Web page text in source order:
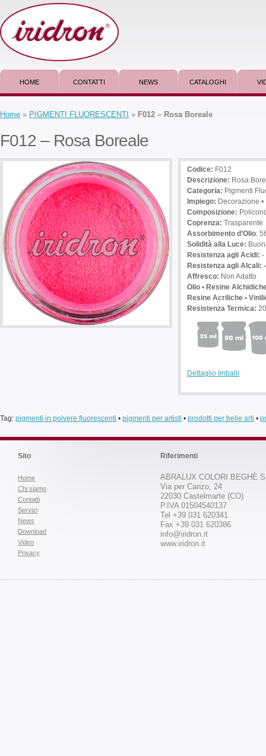
HOME CONTATTI NEWS CATALOGHI
Home » PIGMENTI FLUORESCENTI » F012 – Rosa Boreale
F012 – Rosa Boreale
Codice: F012
Descrizione: Rosa
Categoria: Pigmenti
Impiego: Decorazione
Composizione:
Coprenza: Trasparente
Assorbimento d’Olio:
Solidità alla Luce:
Resistenza agli Acidi: -
Resistenza agli Alcali: -
Affresco: Non Adatto
Olio • Resine
Resine Acriliche •
Resistenza Termica:
Dettaglio Imballi
Tag: pigmenti in polvere fluorescenti • pigmenti per artisti • prodotti per belle arti •
Sito
Home
Chi siamo
Contatti
Servizi
News
Download
Video
Privacy
Riferimenti
ABRALUX COLORI BEGHÈ
Via per Canzo, 24
22030 Castelmarte (CO)
P.IVA 01504540137
Tel +39 031 620341
Fax +39 031 620386
info@iridron.it
www.iridron.it